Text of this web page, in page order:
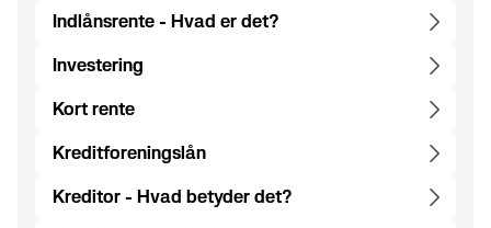
Indlånsrente - Hvad er det?
Investering
Kort rente
Kreditforeningslån
Kreditor - Hvad betyder det?